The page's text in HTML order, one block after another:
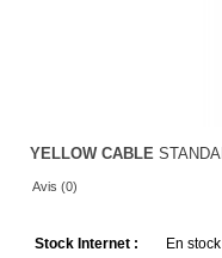
YELLOW CABLE
Avis (0)
Stock Internet :
En stock